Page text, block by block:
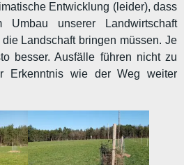
Entwicklung (leider), dass
unserer Landwirtschaft
Landschaft bringen müssen. Je
besser. Ausfälle führen nicht zu
Erkenntnis wie der Weg weiter